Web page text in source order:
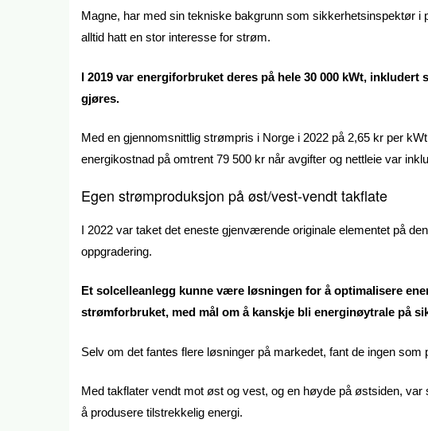
Magne, har med sin tekniske bakgrunn som sikkerhetsinspektør i
alltid hatt en stor interesse for strøm.
I 2019 var energiforbruket deres på hele 30 000 kWt,
gjøres.
Med en gjennomsnittlig strømpris i Norge i 2022 på 2,65 kr per
energikostnad på omtrent 79 500 kr når avgifter og nettleie var
Egen strømproduksjon på øst/vest-vendt takflate
I 2022 var taket det eneste gjenværende originale elementet på
oppgradering.
Et solcelleanlegg kunne være løsningen for å optimalisere
strømforbruket, med mål om å kanskje bli energinøytrale på
Selv om det fantes flere løsninger på markedet, fant de ingen som
Med takflater vendt mot øst og vest, og en høyde på østsiden,
å produsere tilstrekkelig energi.